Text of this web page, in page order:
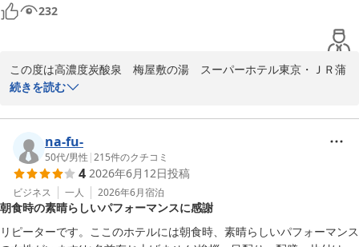
朝の女性スタッフ、夕方の男性スタッフの2名と接した。
どちらも丁寧で、ホスピタリティをよく理解している優秀なスタッフだ
と感じた。
ただし、浴場のキャパ不足と朝の混雑が大きな課題。
部屋のユニットバスは段差と狭さが惜しい点。
アクセスは分かりやすく、到着しやすい。
この度は心温まるクチコミのご投稿、誠にありがとうございまし
スーパーホテル東京・JR蒲田西口　支配人
2026-07-14
トイレも、すべて清潔でした。
部屋のある階のエレベーター前に椅子を置いてくださっていて、細やか
朝食は種類も豊富で美味しい。ドリンクサービスも種類が豊富で、おす
すめの飲み方の記載があり、楽しくいただきました。
その他、ご好意で対応してくださったことが多々あり恐縮しています。
今回初めて利用しましたが、もっと早くこのホテルを見つけていれば良
かったです。
また宿泊する予定があったときは、こちらのホテルに宿泊します。
232
この度は高濃度炭酸泉　梅屋敷の湯　スーパーホテル東京・ＪＲ蒲
田西口にご宿泊いただき、誠にありがとうございます。
るお褒めの言葉をいただき、大変光栄に存じます。
当ホテルはＪＲ京浜東北線蒲田駅西口より徒歩約３分！品川や横浜
からも好アクセス！羽田空港にはJR蒲田駅発の路線バス利用で約３
０分と、交通の便にも恵まれております。お客様に快適にお過ごし
いただけたご様子を伺い、スタッフ一同心より嬉しく感じておりま
す。
続きを読む
na-fu-
50代/男性 |215件のクチコミ
4 2026年6月12日投稿
ビジネス 一人 2026年6月宿泊
朝食時の素晴らしいパフォーマンスに感謝
リピーターです。ここのホテルには朝食時、素晴らしいパフォーマンス